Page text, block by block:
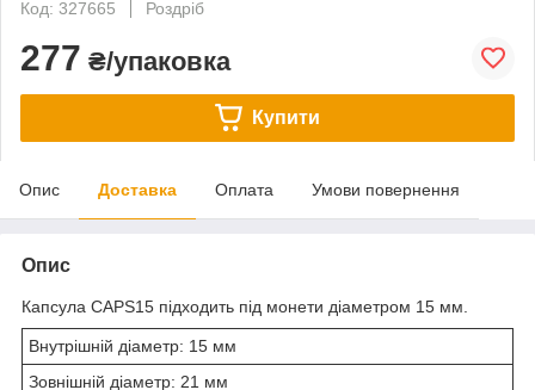
Код: 327665
Роздріб
277 ₴/упаковка
Купити
Опис Доставка Оплата Умови повернення
Опис
Капсула CAPS15 підходить під монети діаметром 15 мм.
Внутрішній діаметр: 15 мм
Зовнішній діаметр: 21 мм